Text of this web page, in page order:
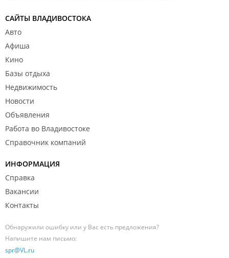
САЙТЫ ВЛАДИВОСТОКА
Авто
Афиша
Кино
Базы отдыха
Недвижимость
Новости
Объявления
Работа во Владивостоке
Справочник компаний
ИНФОРМАЦИЯ
Справка
Вакансии
Контакты
Обнаружили ошибку или у Вас есть предложения?
Напишите нам письмо:
spr@VL.ru